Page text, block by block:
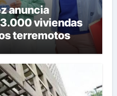
anuncia
viviendas
terremotos